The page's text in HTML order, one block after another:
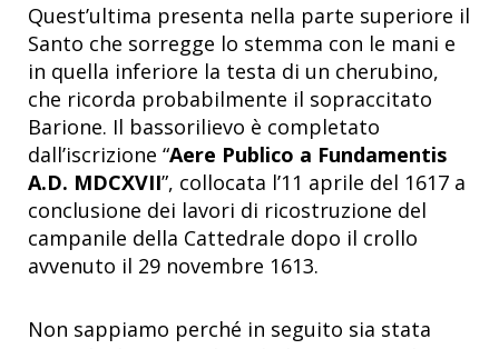
Quest’ultima presenta nella parte superiore il
Santo che sorregge lo stemma con le mani e
in quella inferiore la testa di un cherubino,
che ricorda probabilmente il sopraccitato
Barione. Il bassorilievo è completato
dall’iscrizione “Aere Publico a Fundamentis
A.D. MDCXVII”, collocata l’11 aprile del 1617 a
conclusione dei lavori di ricostruzione del
campanile della Cattedrale dopo il crollo
avvenuto il 29 novembre 1613.
Non sappiamo perché in seguito sia stata